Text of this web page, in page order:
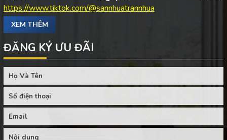
https://www.tiktok.com/@sannhuatrannhua
XEM THÊM
ĐĂNG KÝ ƯU ĐÃI